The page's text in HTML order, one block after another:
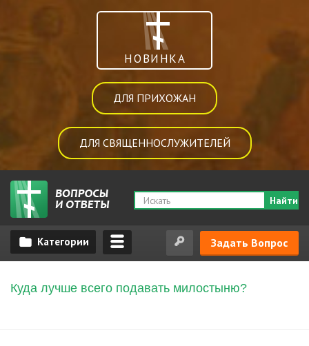
НОВИНКА
ДЛЯ ПРИХОЖАН
ДЛЯ СВЯЩЕННОСЛУЖИТЕЛЕЙ
Найти
Задать Вопрос
Куда лучше всего подавать милостыню?